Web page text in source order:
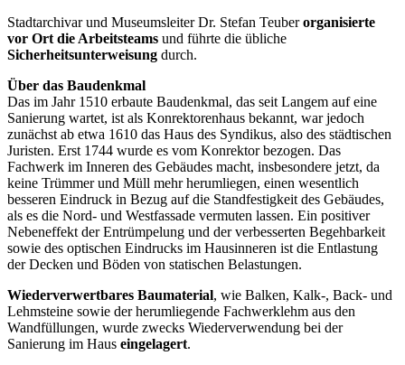
Stadtarchivar und Museumsleiter Dr. Stefan Teuberorganisierte
vor Ort die Arbeitsteams und führte die übliche
Sicherheitsunterweisung durch.
Über das Baudenkmal
Das im Jahr 1510 erbaute Baudenkmal, das seit Langem auf eine
Sanierung wartet, ist als Konrektorenhaus bekannt, war jedoch
zunächst ab etwa 1610 das Haus des Syndikus, also des städtischen
Juristen. Erst 1744 wurde es vom Konrektor bezogen. Das
Fachwerk im Inneren des Gebäudes macht, insbesondere jetzt, da
keine Trümmer und Müll mehr herumliegen, einen wesentlich
besseren Eindruck in Bezug auf die Standfestigkeit des Gebäudes,
als es die Nord- und Westfassade vermuten lassen. Ein positiver
Nebeneffekt der Entrümpelung und der verbesserten Begehbarkeit
sowie des optischen Eindrucks im Hausinneren ist die Entlastung
der Decken und Böden von statischen Belastungen.
Wiederverwertbares Baumaterial, wie Balken, Kalk-, Back- und
Lehmsteine sowie der herumliegende Fachwerklehm aus den
Wandfüllungen, wurde zwecks Wiederverwendung bei der
Sanierung im Haus eingelagert.